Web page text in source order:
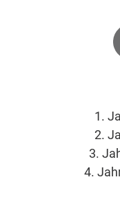
1.
2.
3.
4.